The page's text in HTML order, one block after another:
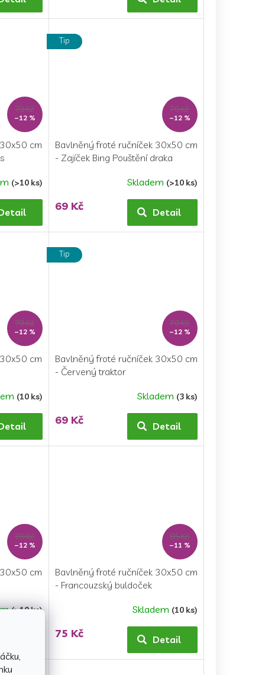
79 Kč
–12 %
cm
(>10 ks)
Tip
79 Kč
–12 %
Bavlněný froté ručníček 30x50 cm
- Zajíček Bing Pouštění draka
Skladem (>10 ks)
69 Kč Detail
79 Kč
–12 %
cm
(10 ks)
Tip
79 Kč
–12 %
Bavlněný froté ručníček 30x50 cm
- Červený traktor
Skladem (3 ks)
69 Kč Detail
79 Kč
–12 %
cm
(>10 ks)
85 Kč
–11 %
Bavlněný froté ručníček 30x50 cm
- Francouzský buldoček
produktu
Skladem (10 ks)
75 Kč Detail